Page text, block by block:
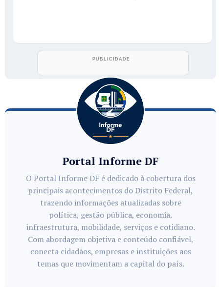
Portal Informe DF
O Portal Informe DF é dedicado à cobertura dos
principais acontecimentos do Distrito Federal,
trazendo informações atualizadas sobre
política, gestão pública, economia,
infraestrutura, mobilidade, serviços e cotidiano.
Com abordagem objetiva e conteúdo confiável,
conecta cidadãos, empresas e instituições aos
temas que movimentam a capital do país.